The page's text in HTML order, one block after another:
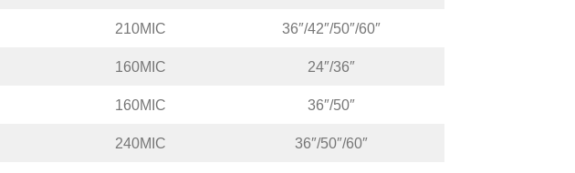
210MIC 36″/42″/50″/60″
160MIC 24″/36″
160MIC 36″/50″
240MIC 36″/50″/60″